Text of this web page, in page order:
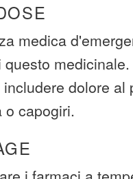
medica
questo
dolore al
o capogiri.